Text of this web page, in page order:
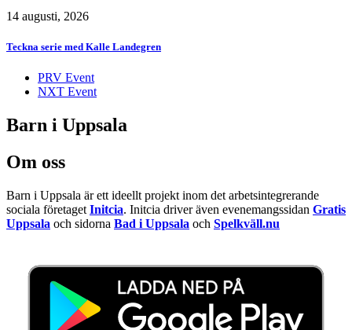
14 augusti, 2026
Teckna serie med Kalle Landegren
PRV Event
NXT Event
Barn i Uppsala
Om oss
Barn i Uppsala är ett ideellt projekt inom det arbetsintegrerande
sociala företaget Initcia. Initcia driver även evenemangssidan Gratis
Uppsala och sidorna Bad i Uppsala och Spelkväll.nu